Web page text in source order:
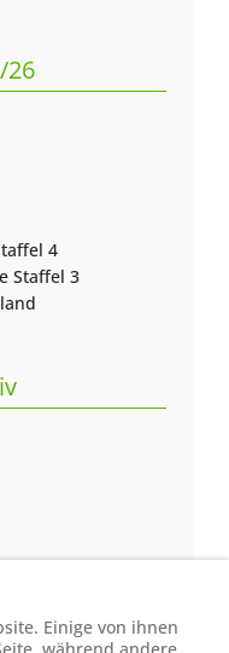
26
4
Staffel 3
Einige von ihnen